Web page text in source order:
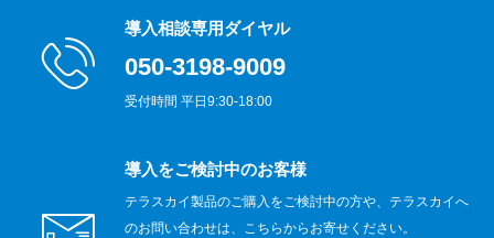
導入相談専用ダイヤル
050-3198-9009
受付時間 平日9:30-18:00
導入をご検討中のお客様
テラスカイ製品のご購入をご検討中の方や、テラスカイへ
のお問い合わせは、こちらからお寄せください。